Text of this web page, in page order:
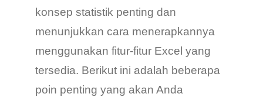
konsep statistik penting dan
menunjukkan cara menerapkannya
menggunakan fitur-fitur Excel yang
tersedia. Berikut ini adalah beberapa
poin penting yang akan Anda